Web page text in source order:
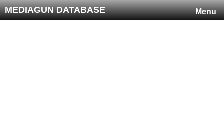
Menu
MEDIAGUN DATABASE